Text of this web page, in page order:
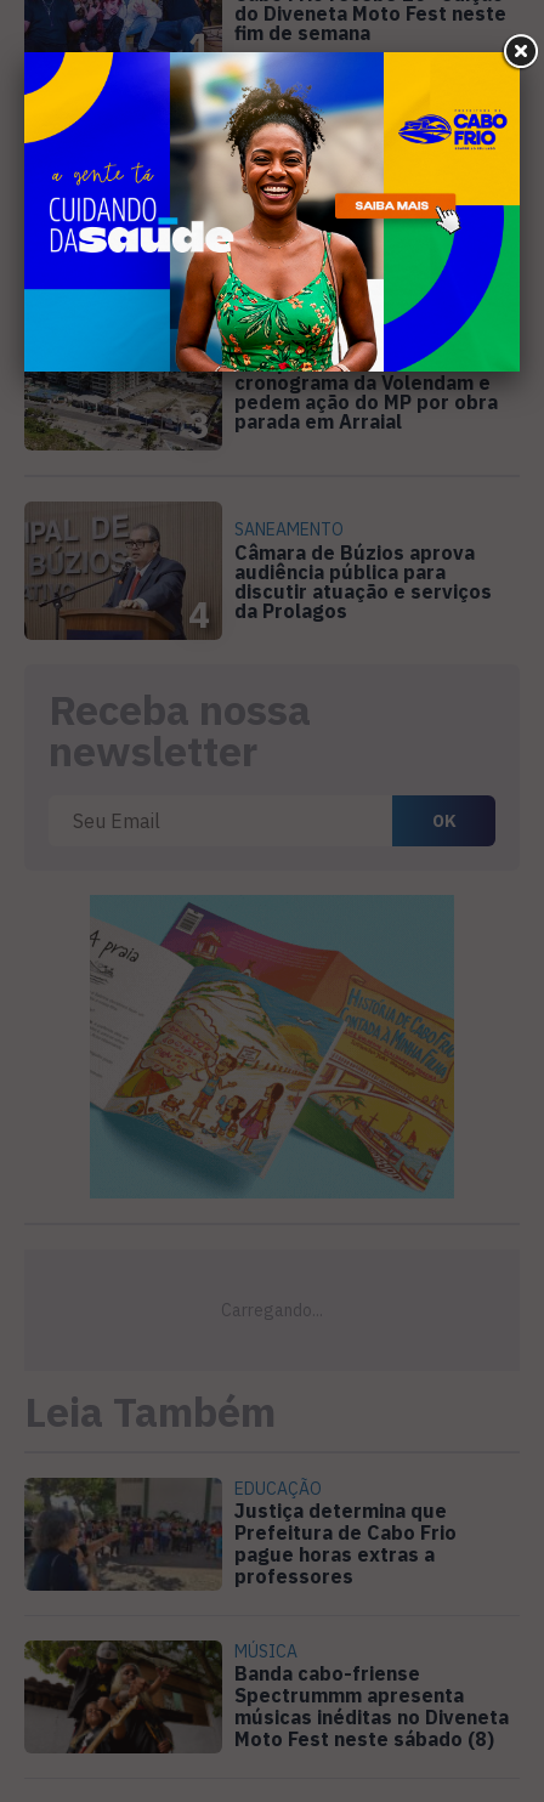
1
do Diveneta Moto Fest neste
fim de semana
2
DIREITOS HUMANOS
Ativista de Cabo Frio
representa o Brasil em
conferência internacional na
Holanda
3
PREJUÍZO
Compradores cobram
cronograma da Volendam e
pedem ação do MP por obra
parada em Arraial
4
SANEAMENTO
Câmara de Búzios aprova
audiência pública para
discutir atuação e serviços
da Prolagos
Receba nossa
newsletter
Leia Também
EDUCAÇÃO
Justiça determina que
Prefeitura de Cabo Frio
pague horas extras a
professores
MÚSICA
Banda cabo-friense
Spectrummm apresenta
músicas inéditas no Diveneta
Moto Fest neste sábado (8)